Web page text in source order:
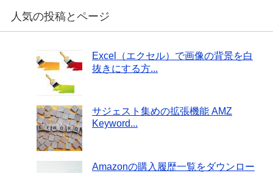
人気の投稿とページ
Excel（エクセル）で画像の背景を白
抜きにする方...
サジェスト集めの拡張機能 AMZ
Keyword...
Amazonの購入履歴一覧をダウンロー